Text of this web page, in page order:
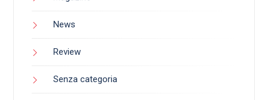
News
Review
Senza categoria